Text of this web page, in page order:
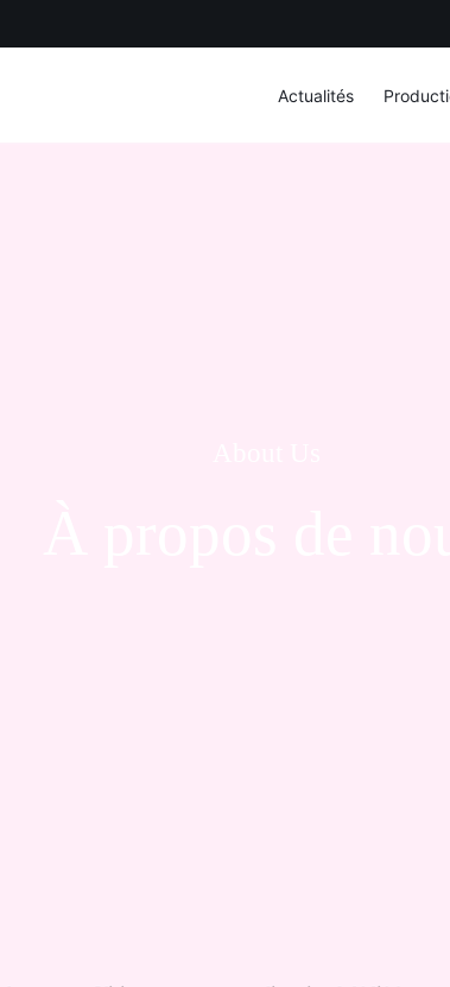
Actualités